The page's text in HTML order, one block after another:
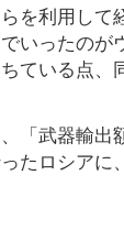
を利用し
いったの
ている点
「武器輸
たロシア